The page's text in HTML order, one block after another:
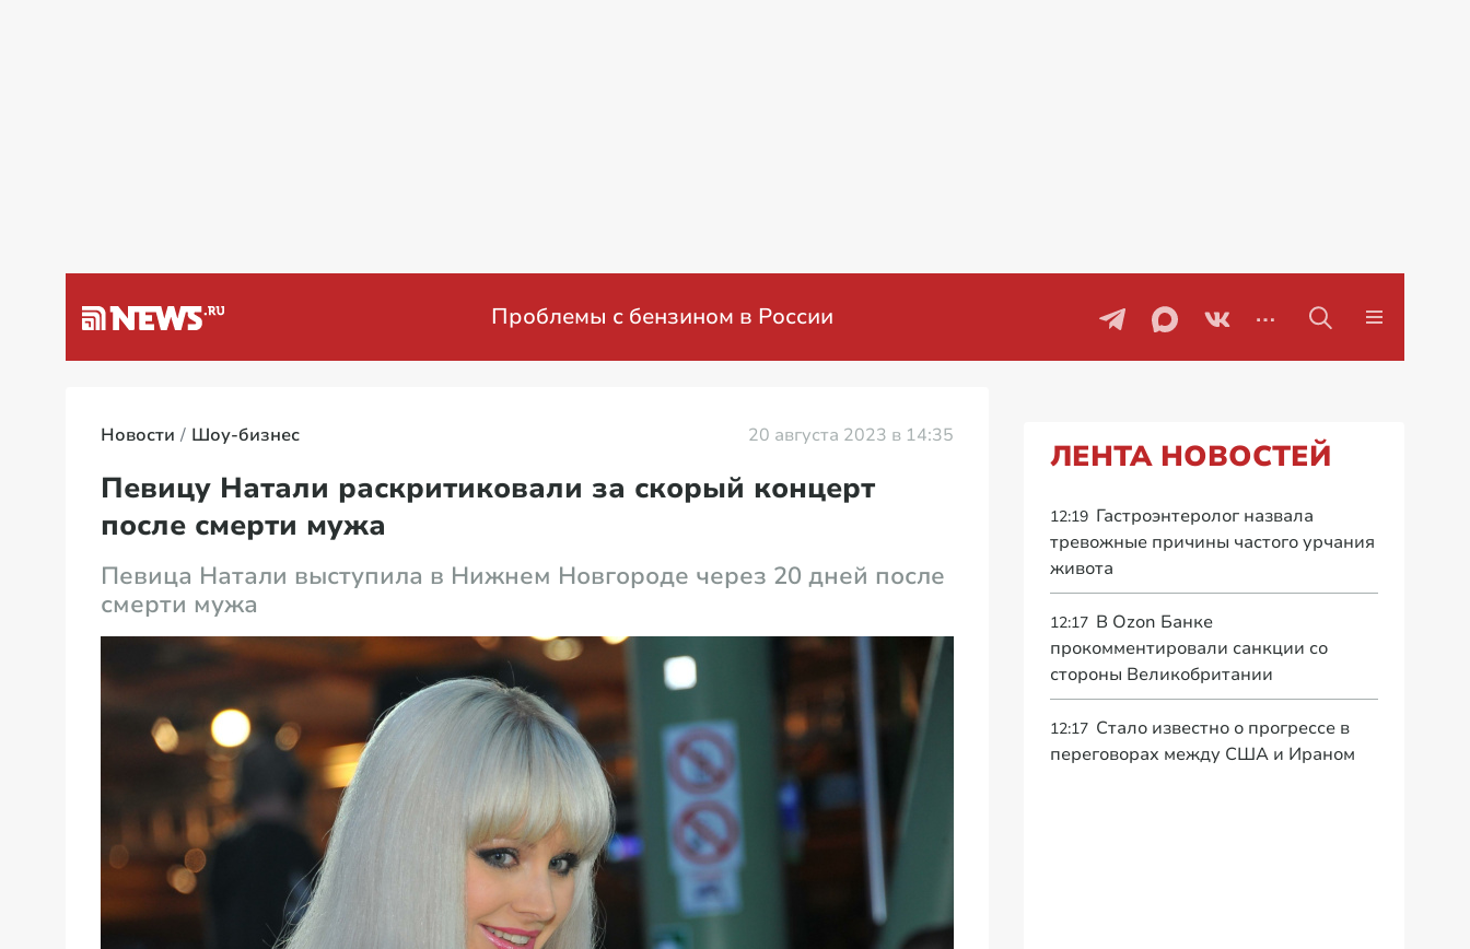
на Украине: мирные переговоры Проблемы с бензином в России
Новости Шоу-бизнес 20 августа 2023 в 14:35
Певицу Натали раскритиковали за скорый концерт
после смерти мужа
Певица Натали выступила в Нижнем Новгороде через 20 дней после
смерти мужа
ЛЕНТА НОВОСТЕЙ
12:19 Гастроэнтеролог назвала
тревожные причины частого урчания
живота
12:17 В Ozon Банке
прокомментировали санкции со
стороны Великобритании
12:17 Стало известно о прогрессе в
переговорах между США и Ираном